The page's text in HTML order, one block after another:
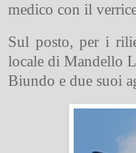
medico con il
Sul posto, per i
locale di Mandello
Biundo e due suoi